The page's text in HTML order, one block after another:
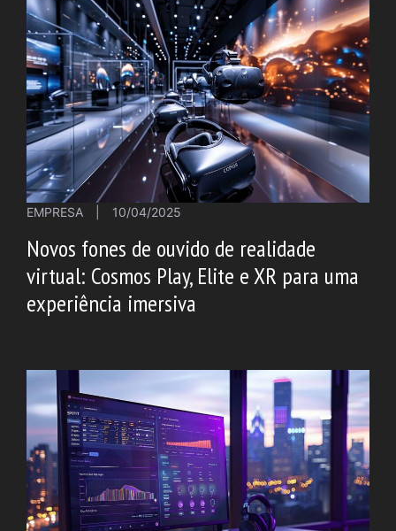
EMPRESA 10/04/2025
Novos fones de ouvido de realidade
virtual: Cosmos Play, Elite e XR para uma
experiência imersiva